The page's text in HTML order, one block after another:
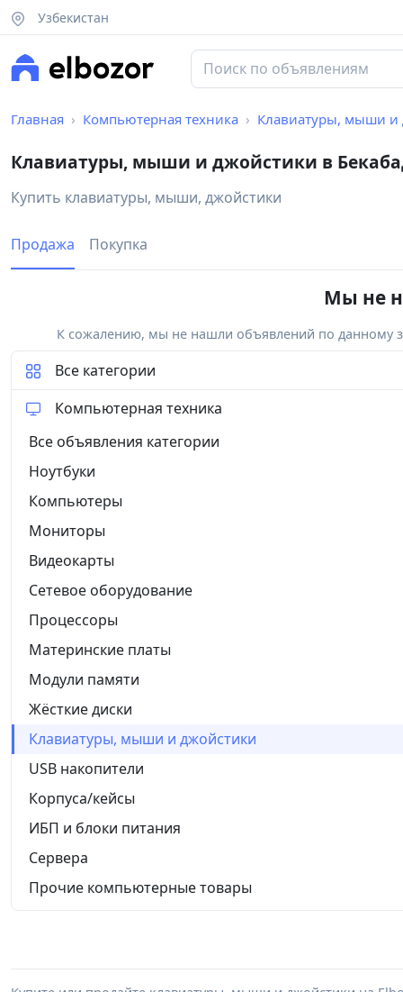
Узбекистан
Главная Компьютерная техника Клавиатуры, мыши и
Клавиатуры, мыши и джойстики в
Купить клавиатуры, мыши, джойстики
Продажа Покупка
Мы не
К сожалению, мы не нашли объявлений по данному
Все категории
Компьютерная техника
Все объявления категории
Ноутбуки
Компьютеры
Мониторы
Видеокарты
Сетевое оборудование
Процессоры
Материнские платы
Модули памяти
Жёсткие диски
Клавиатуры, мыши и джойстики
USB накопители
Корпуса/кейсы
ИБП и блоки питания
Сервера
Прочие компьютерные товары